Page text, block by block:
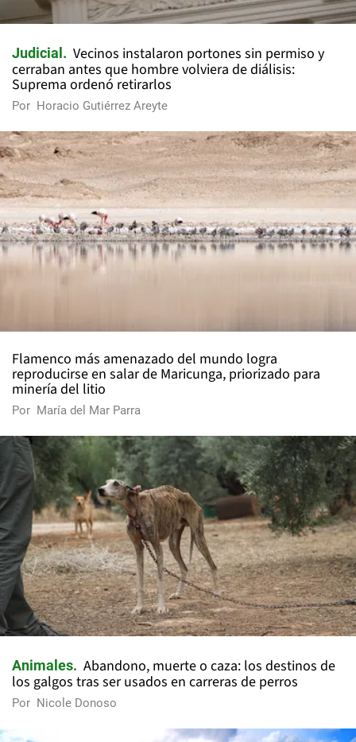
Judicial
Vecinos instalaron portones sin permiso y
cerraban antes que hombre volviera de diálisis:
Suprema ordenó retirarlos
Por Horacio Gutiérrez Areyte
Flamenco más amenazado del mundo logra
reproducirse en salar de Maricunga, priorizado para
minería del litio
Por María del Mar Parra
Animales
Abandono, muerte o caza: los destinos de
los galgos tras ser usados en carreras de perros
Por Nicole Donoso